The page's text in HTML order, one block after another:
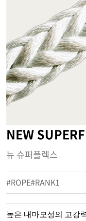
NEW
뉴 슈퍼플렉스
#ROPE#RANK1
높은 내마모성의 고강